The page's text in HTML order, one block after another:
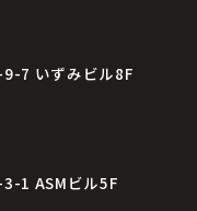
7 いずみビル8F
1 ASMビル5F